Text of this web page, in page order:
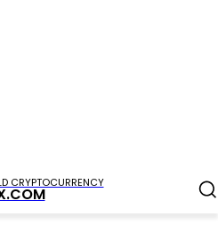
CRYPTOCURRENCY